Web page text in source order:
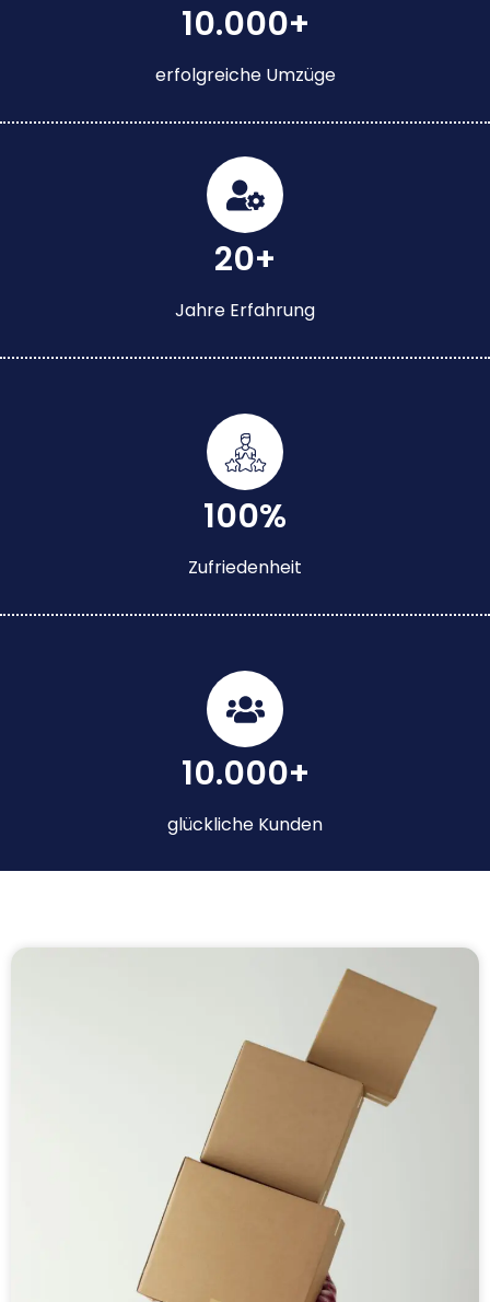
10.000+
erfolgreiche Umzüge
20+
Jahre Erfahrung
100%
Zufriedenheit
10.000+
glückliche Kunden